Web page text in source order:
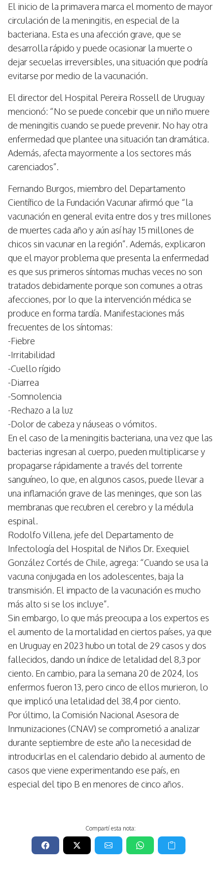
El inicio de la primavera marca el momento de mayor
circulación de la meningitis, en especial de la
bacteriana. Esta es una afección grave, que se
desarrolla rápido y puede ocasionar la muerte o
dejar secuelas irreversibles, una situación que podría
evitarse por medio de la vacunación.
El director del Hospital Pereira Rossell de Uruguay
mencionó: “No se puede concebir que un niño muere
de meningitis cuando se puede prevenir. No hay otra
enfermedad que plantee una situación tan dramática.
Además, afecta mayormente a los sectores más
carenciados”.
Fernando Burgos, miembro del Departamento
Científico de la Fundación Vacunar afirmó que “la
vacunación en general evita entre dos y tres millones
de muertes cada año y aún así hay 15 millones de
chicos sin vacunar en la región”. Además, explicaron
que el mayor problema que presenta la enfermedad
es que sus primeros síntomas muchas veces no son
tratados debidamente porque son comunes a otras
afecciones, por lo que la intervención médica se
produce en forma tardía. Manifestaciones más
frecuentes de los síntomas:
-Fiebre
-Irritabilidad
-Cuello rígido
-Diarrea
-Somnolencia
-Rechazo a la luz
-Dolor de cabeza y náuseas o vómitos.
En el caso de la meningitis bacteriana, una vez que las
bacterias ingresan al cuerpo, pueden multiplicarse y
propagarse rápidamente a través del torrente
sanguíneo, lo que, en algunos casos, puede llevar a
una inflamación grave de las meninges, que son las
membranas que recubren el cerebro y la médula
espinal.
Rodolfo Villena, jefe del Departamento de
Infectología del Hospital de Niños Dr. Exequiel
González Cortés de Chile, agrega: “Cuando se usa la
vacuna conjugada en los adolescentes, baja la
transmisión. El impacto de la vacunación es mucho
más alto si se los incluye”.
Sin embargo, lo que más preocupa a los expertos es
el aumento de la mortalidad en ciertos países, ya que
en Uruguay en 2023 hubo un total de 29 casos y dos
fallecidos, dando un índice de letalidad del 8,3 por
ciento. En cambio, para la semana 20 de 2024, los
enfermos fueron 13, pero cinco de ellos murieron, lo
que implicó una letalidad del 38,4 por ciento.
Por último, la Comisión Nacional Asesora de
Inmunizaciones (CNAV) se comprometió a analizar
durante septiembre de este año la necesidad de
introducirlas en el calendario debido al aumento de
casos que viene experimentando ese país, en
especial del tipo B en menores de cinco años.
Compartí esta nota: